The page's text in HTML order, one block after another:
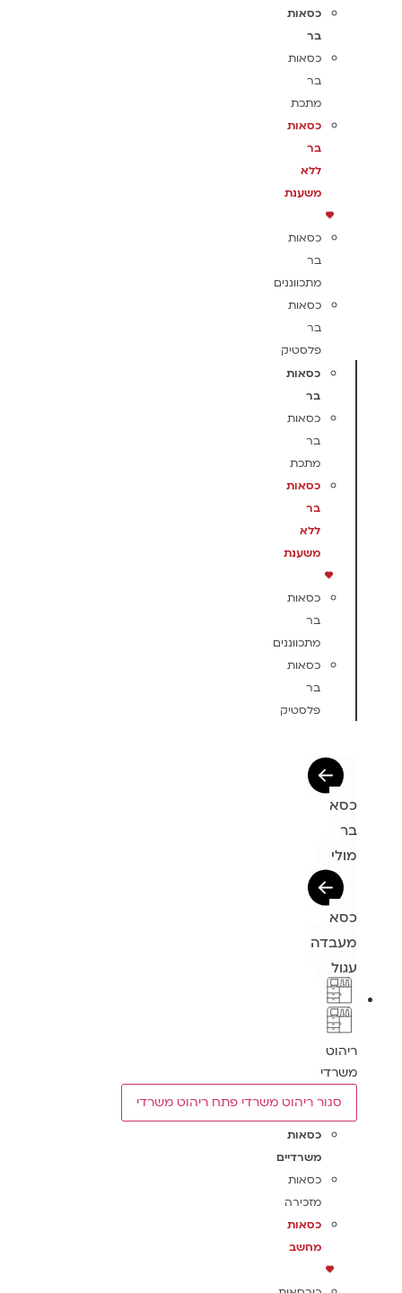
כסאות
בר
כסאות
בר
מתכת
כסאות
בר
ללא
משענת
כסאות
בר
מתכווננים
כסאות
בר
פלסטיק
כסאות
בר
כסאות
בר
מתכת
כסאות
בר
ללא
משענת
כסאות
בר
מתכווננים
כסאות
בר
פלסטיק
כסא
בר
מולי
כסא
מעבדה
עגול
ריהוט
משרדי
סגור ריהוט משרדי פתח ריהוט משרדי
כסאות
משרדיים
כסאות
מזכירה
כסאות
מחשב